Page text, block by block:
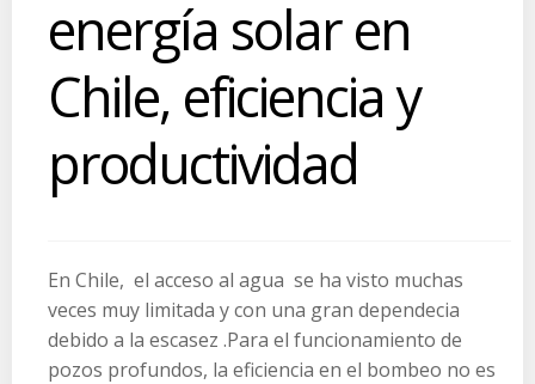
energía solar en
Chile, eficiencia y
productividad
En Chile, el acceso al agua se ha visto muchas
veces muy limitada y con una gran dependecia
debido a la escasez .Para el funcionamiento de
pozos profundos, la eficiencia en el bombeo no es